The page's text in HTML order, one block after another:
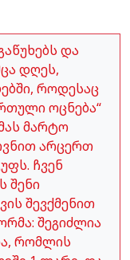
და
დღეს,
როდესაც
ოცნება“
მარტო
არცერთ
ჩვენ
შენი
შევქმენით
შეგიძლია
რომლის